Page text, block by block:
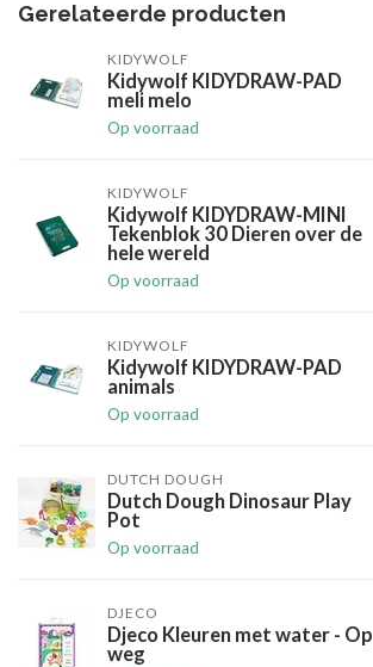
Gerelateerde producten
KIDYWOLF
Kidywolf KIDYDRAW-PAD
meli melo
Op voorraad
KIDYWOLF
Kidywolf KIDYDRAW-MINI
Tekenblok 30 Dieren over de
hele wereld
Op voorraad
KIDYWOLF
Kidywolf KIDYDRAW-PAD
animals
Op voorraad
DUTCH DOUGH
Dutch Dough Dinosaur Play
Pot
Op voorraad
DJECO
Djeco Kleuren met water - Op
weg